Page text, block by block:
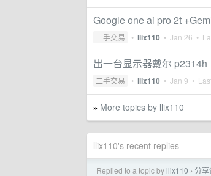
Google one ai pro 2t
二手交易 • llix110 • Jan 26 •
出一台显示器戴尔 p2314h
二手交易 • llix110 • Jan 9 •
» More topics by llix110
llix110's recent replies
Replied to a topic by llix110 › 分享